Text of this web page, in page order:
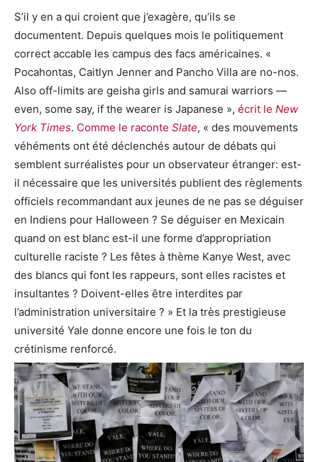
S’il y en a qui croient que j’exagère, qu’ils se
documentent. Depuis quelques mois le politiquement
correct accable les campus des facs américaines. «
Pocahontas, Caitlyn Jenner and Pancho Villa are no-nos.
Also off-limits are geisha girls and samurai warriors —
even, some say, if the wearer is Japanese », écrit le New
York Times. Comme le raconte Slate, « des mouvements
véhéments ont été déclenchés autour de débats qui
semblent surréalistes pour un observateur étranger: est-
il nécessaire que les universités publient des règlements
officiels recommandant aux jeunes de ne pas se déguiser
en Indiens pour Halloween ? Se déguiser en Mexicain
quand on est blanc est-il une forme d’appropriation
culturelle raciste ? Les fêtes à thème Kanye West, avec
des blancs qui font les rappeurs, sont elles racistes et
insultantes ? Doivent-elles être interdites par
l’administration universitaire ? » Et la très prestigieuse
université Yale donne encore une fois le ton du
crétinisme renforcé.